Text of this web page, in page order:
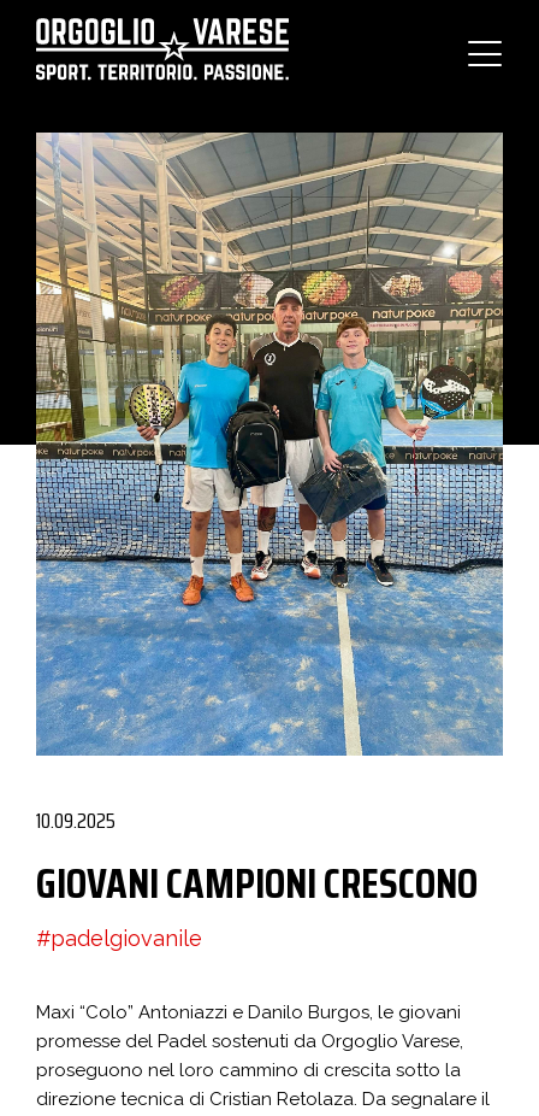
10.09.2025
GIOVANI CAMPIONI CRESCONO
#padelgiovanile
Maxi “Colo” Antoniazzi e Danilo Burgos, le giovani
promesse del Padel sostenuti da Orgoglio Varese,
proseguono nel loro cammino di crescita sotto la
direzione tecnica di Cristian Retolaza. Da segnalare il